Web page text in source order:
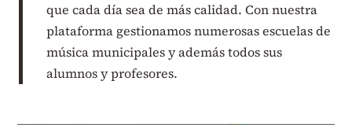
que cada día sea de más calidad. Con nuestra
plataforma gestionamos numerosas escuelas de
música municipales y además todos sus
alumnos y profesores.